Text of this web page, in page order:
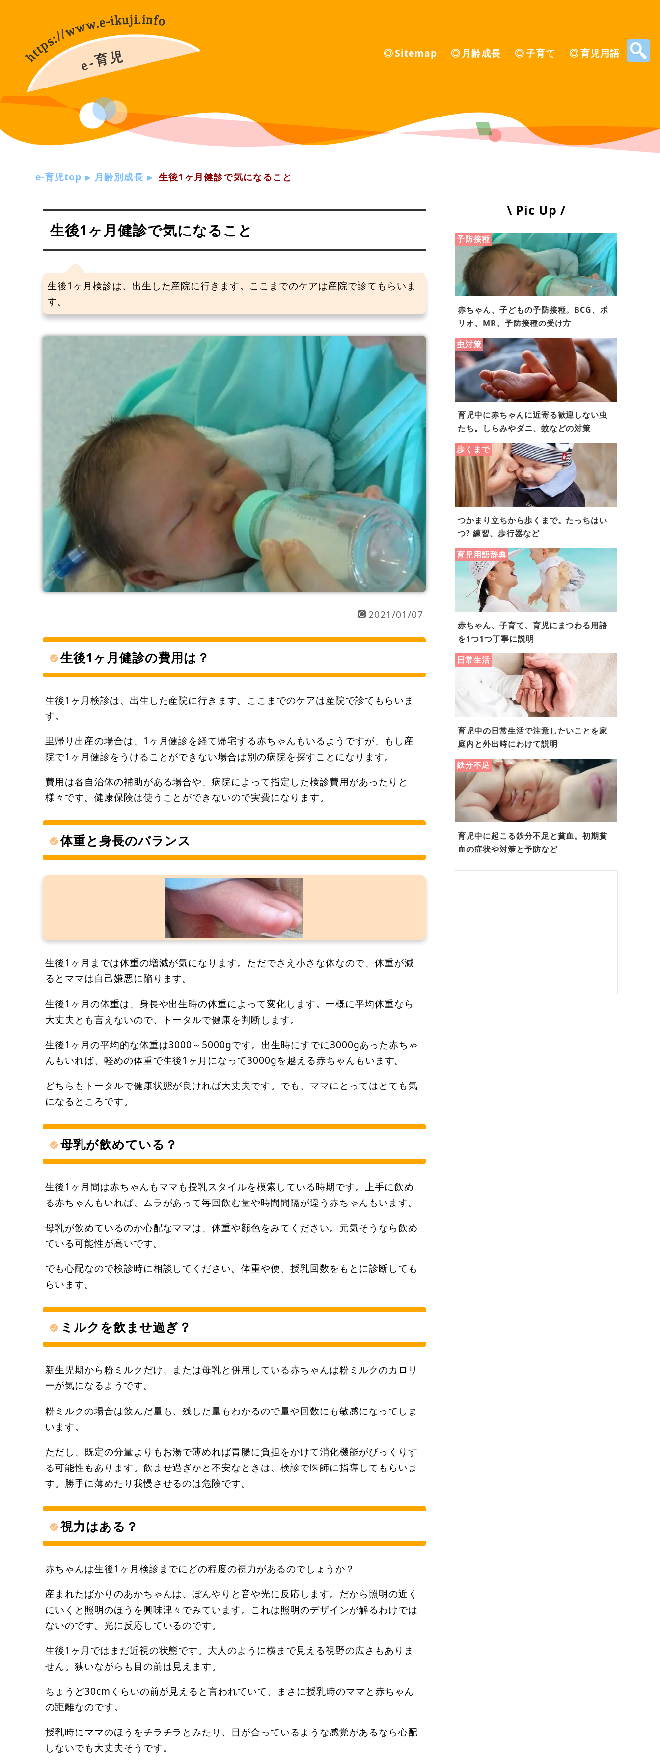
Sitemap 月齢成長 子育て 育児用語
e-育児top 月齢別成長 生後1ヶ月健診で気になること
生後1ヶ月健診で気になること
生後1ヶ月検診は、出生した産院に行きます。ここまでのケアは産院で診てもらいま
す。
2021/01/07
生後1ヶ月健診の費用は？
生後1ヶ月検診は、出生した産院に行きます。ここまでのケアは産院で診てもらいま
す。
里帰り出産の場合は、1ヶ月健診を経て帰宅する赤ちゃんもいるようですが、もし産
院で1ヶ月健診をうけることができない場合は別の病院を探すことになります。
費用は各自治体の補助がある場合や、病院によって指定した検診費用があったりと
様々です。健康保険は使うことができないので実費になります。
体重と身長のバランス
生後1ヶ月までは体重の増減が気になります。ただでさえ小さな体なので、体重が減
るとママは自己嫌悪に陥ります。
生後1ヶ月の体重は、身長や出生時の体重によって変化します。一概に平均体重なら
大丈夫とも言えないので、トータルで健康を判断します。
生後1ヶ月の平均的な体重は3000～5000gです。出生時にすでに3000gあった赤ちゃ
んもいれば、軽めの体重で生後1ヶ月になって3000gを越える赤ちゃんもいます。
どちらもトータルで健康状態が良ければ大丈夫です。でも、ママにとってはとても気
になるところです。
母乳が飲めている？
生後1ヶ月間は赤ちゃんもママも授乳スタイルを模索している時期です。上手に飲め
る赤ちゃんもいれば、ムラがあって毎回飲む量や時間間隔が違う赤ちゃんもいます。
母乳が飲めているのか心配なママは、体重や顔色をみてください。元気そうなら飲め
ている可能性が高いです。
でも心配なので検診時に相談してください。体重や便、授乳回数をもとに診断しても
らいます。
ミルクを飲ませ過ぎ？
新生児期から粉ミルクだけ、または母乳と併用している赤ちゃんは粉ミルクのカロリ
ーが気になるようです。
粉ミルクの場合は飲んだ量も、残した量もわかるので量や回数にも敏感になってしま
います。
ただし、既定の分量よりもお湯で薄めれば胃腸に負担をかけて消化機能がびっくりす
る可能性もあります。飲ませ過ぎかと不安なときは、検診で医師に指導してもらいま
す。勝手に薄めたり我慢させるのは危険です。
視力はある？
赤ちゃんは生後1ヶ月検診までにどの程度の視力があるのでしょうか？
産まれたばかりのあかちゃんは、ぼんやりと音や光に反応します。だから照明の近く
にいくと照明のほうを興味津々でみています。これは照明のデザインが解るわけでは
ないのです。光に反応しているのです。
生後1ヶ月ではまだ近視の状態です。大人のように横まで見える視野の広さもありま
せん。狭いながらも目の前は見えます。
ちょうど30cmくらいの前が見えると言われていて、まさに授乳時のママと赤ちゃん
の距離なのです。
授乳時にママのほうをチラチラとみたり、目が合っているような感覚があるなら心配
しないでも大丈夫そうです。
\ Pic Up /
予防接種
赤ちゃん、子どもの予防接種。BCG、ポ
リオ、MR、予防接種の受け方
虫対策
育児中に赤ちゃんに近寄る歓迎しない虫
たち。しらみやダニ、蚊などの対策
歩くまで
つかまり立ちから歩くまで。たっちはい
つ? 練習、歩行器など
育児用語辞典
赤ちゃん、子育て、育児にまつわる用語
を1つ1つ丁寧に説明
日常生活
育児中の日常生活で注意したいことを家
庭内と外出時にわけて説明
鉄分不足
育児中に起こる鉄分不足と貧血。初期貧
血の症状や対策と予防など